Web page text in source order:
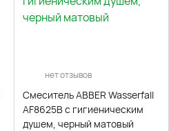
нет отзывов
Смеситель ABBER Wasserfall
AF8625B с гигиеническим
душем, черный матовый